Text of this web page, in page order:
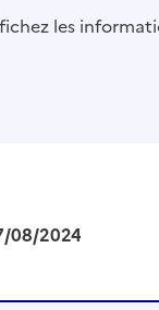
les
08/2024